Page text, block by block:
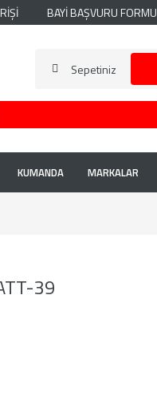
BAYİ BAŞVURU FORMU
Sepetiniz
KUMANDA MARKALAR
39